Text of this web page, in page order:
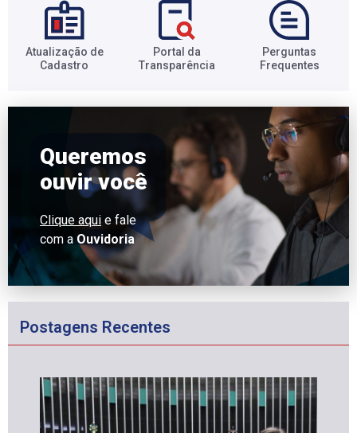
Atualização de
Cadastro​
Portal da
Transparência​
Perguntas
Frequentes​
Queremos
ouvir você
Clique aqui e fale
com a Ouvidoria
Postagens Recentes